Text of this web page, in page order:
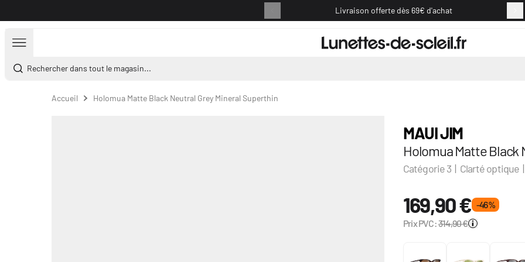
Livraison offerte dès 69€ d'achat
Rechercher dans tout le magasin...
Accueil Holomua Matte Black Neutral Grey Mineral Superthin
MAUI JIM
Holomua Matte Black
Catégorie 3 | Clarté optique
169,90 € - 46 %
Prix PVC:314,90 €